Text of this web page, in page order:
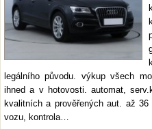
legálního původu. výkup všech
ihned a v hotovosti. automat,
kvalitních a prověřených aut. až
vozu, kontrola…